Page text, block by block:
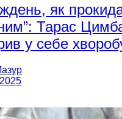
як
Тарас
у себе